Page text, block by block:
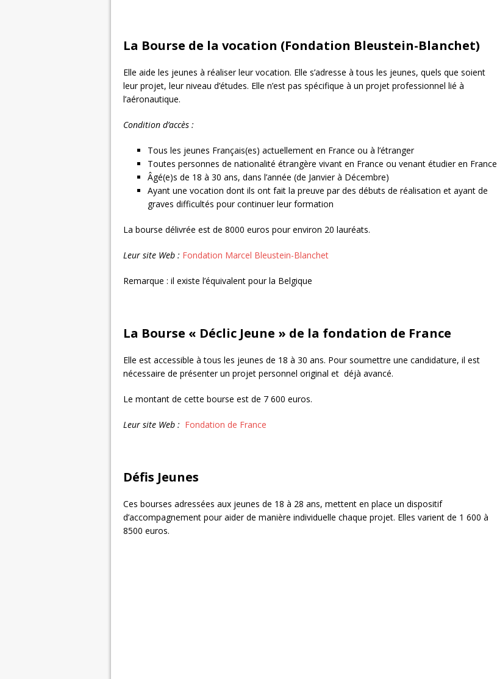
La Bourse de la vocation (Fondation Bleustein-Blanchet)
Elle aide les jeunes à réaliser leur vocation. Elle s’adresse à tous les jeunes, quels que soient
leur projet, leur niveau d’études. Elle n’est pas spécifique à un projet professionnel lié à
l’aéronautique.
Condition d’accès :
Tous les jeunes Français(es) actuellement en France ou à l’étranger
Toutes personnes de nationalité étrangère vivant en France ou venant étudier en France
Âgé(e)s de 18 à 30 ans, dans l’année (de Janvier à Décembre)
Ayant une vocation dont ils ont fait la preuve par des débuts de réalisation et ayant de
graves difficultés pour continuer leur formation
La bourse délivrée est de 8000 euros pour environ 20 lauréats.
Leur site Web : Fondation Marcel Bleustein-Blanchet
Remarque : il existe l’équivalent pour la Belgique
La Bourse « Déclic Jeune » de la fondation de France
Elle est accessible à tous les jeunes de 18 à 30 ans. Pour soumettre une candidature, il est
nécessaire de présenter un projet personnel original et déjà avancé.
Le montant de cette bourse est de 7 600 euros.
Leur site Web : Fondation de France
Défis Jeunes
Ces bourses adressées aux jeunes de 18 à 28 ans, mettent en place un dispositif
d’accompagnement pour aider de manière individuelle chaque projet. Elles varient de 1 600 à
8500 euros.